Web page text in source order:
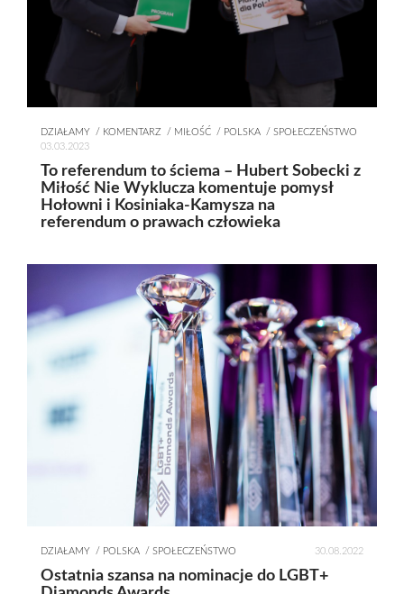
DZIAŁAMY KOMENTARZ MIŁOŚĆ POLSKA
SPOŁECZEŃSTWO
03.03.2023
To referendum to ściema – Hubert Sobecki z
Miłość Nie Wyklucza komentuje pomysł
Hołowni i Kosiniaka-Kamysza na
referendum o prawach człowieka
DZIAŁAMY POLSKA SPOŁECZEŃSTWO 30.08.2022
Ostatnia szansa na nominacje do LGBT+